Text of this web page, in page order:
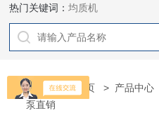
热门关键词：均质机
当前位置：首页 > 产品中心
泵直销